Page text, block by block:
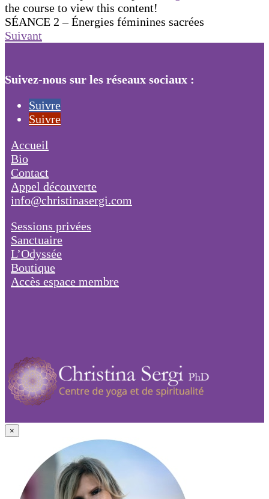
the course to view this content!
SÉANCE 2 – Énergies féminines sacrées
Suivant
Suivez-nous sur les réseaux sociaux :
Suivre
Suivre
Accueil
Bio
Contact
Appel découverte
info@christinasergi.com
Sessions privées
Sanctuaire
L’Odyssée
Boutique
Accès espace membre
×